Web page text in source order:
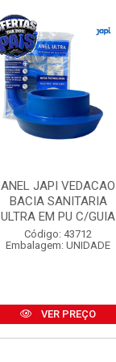
ANEL JAPI VEDACAO
BACIA SANITARIA
ULTRA EM PU C/GUIA
Código: 43712
Embalagem: UNIDADE
VER PREÇO